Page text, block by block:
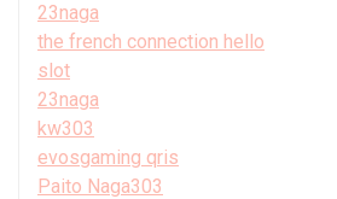
23naga
the french connection hello
slot
23naga
kw303
evosgaming qris
Paito Naga303